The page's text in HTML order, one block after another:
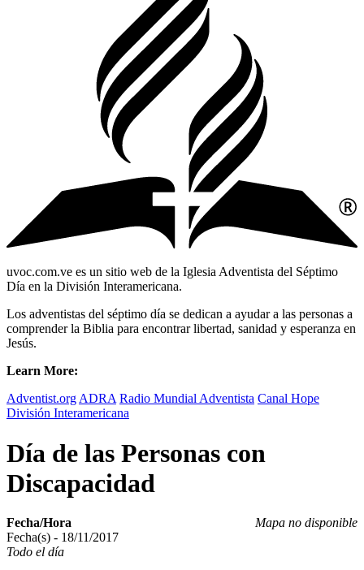
uvoc.com.ve es un sitio web de la Iglesia Adventista del Séptimo
Día en la División Interamericana.
Los adventistas del séptimo día se dedican a ayudar a las personas a
comprender la Biblia para encontrar libertad, sanidad y esperanza en
Jesús.
Learn More:
Adventist.org ADRA Radio Mundial Adventista Canal Hope
División Interamericana
Día de las Personas con
Discapacidad
Mapa no disponible
Fecha/Hora
Fecha(s) - 18/11/2017
Todo el día